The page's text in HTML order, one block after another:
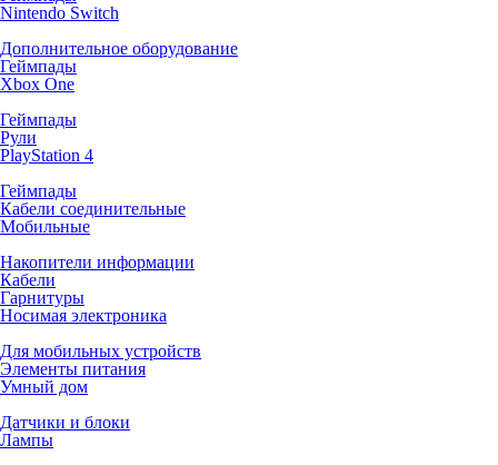
Nintendo Switch
Дополнительное оборудование
Геймпады
Xbox One
Геймпады
Рули
PlayStation 4
Геймпады
Кабели соединительные
Мобильные
Накопители информации
Кабели
Гарнитуры
Носимая электроника
Для мобильных устройств
Элементы питания
Умный дом
Датчики и блоки
Лампы